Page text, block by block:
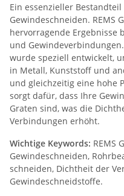
Ein essenzieller
Gewindeschneiden. REMS
hervorragende Ergebnisse
und
wurde speziell entwickelt,
in Metall, Kunststoff und
und gleichzeitig eine hohe
sorgt dafür, dass Ihre
Graten sind, was die
Verbindungen erhöht.
Wichtige Keywords: REMS
Gewindeschneiden,
schneiden, Dichtheit der
Gewindeschneidstoffe.